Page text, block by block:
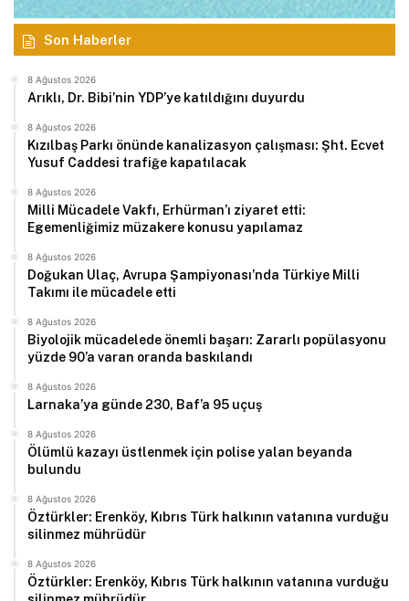
Son Haberler
8 Ağustos 2026
Arıklı, Dr. Bibi’nin YDP’ye katıldığını duyurdu
8 Ağustos 2026
Kızılbaş Parkı önünde kanalizasyon çalışması: Şht. Ecvet
Yusuf Caddesi trafiğe kapatılacak
8 Ağustos 2026
Milli Mücadele Vakfı, Erhürman’ı ziyaret etti:
Egemenliğimiz müzakere konusu yapılamaz
8 Ağustos 2026
Doğukan Ulaç, Avrupa Şampiyonası’nda Türkiye Milli
Takımı ile mücadele etti
8 Ağustos 2026
Biyolojik mücadelede önemli başarı: Zararlı popülasyonu
yüzde 90’a varan oranda baskılandı
8 Ağustos 2026
Larnaka’ya günde 230, Baf’a 95 uçuş
8 Ağustos 2026
Ölümlü kazayı üstlenmek için polise yalan beyanda
bulundu
8 Ağustos 2026
Öztürkler: Erenköy, Kıbrıs Türk halkının vatanına vurduğu
silinmez mührüdür
8 Ağustos 2026
Öztürkler: Erenköy, Kıbrıs Türk halkının vatanına vurduğu